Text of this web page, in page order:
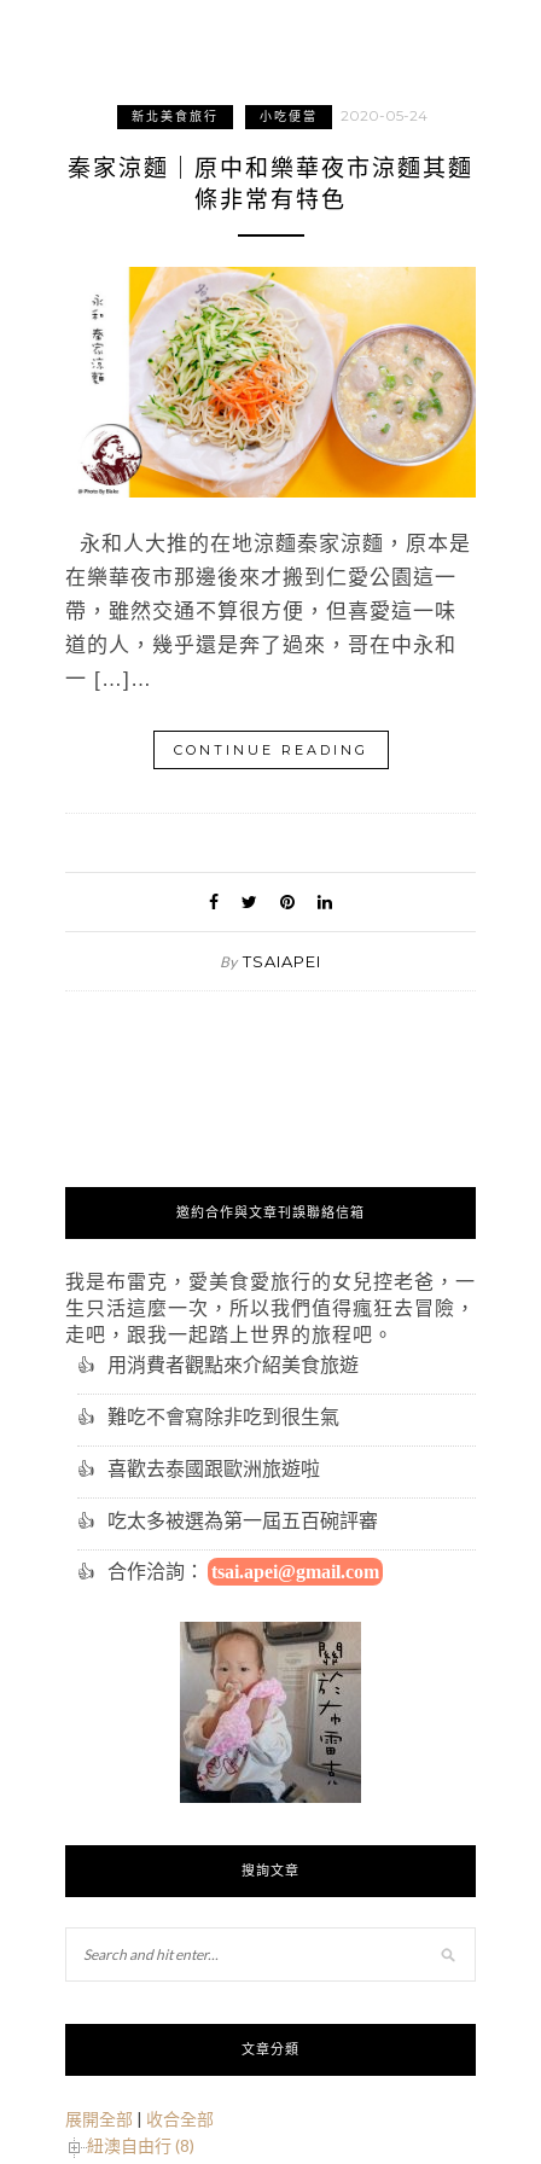
新北美食旅行 小吃便當 2020-05-24
秦家涼麵｜原中和樂華夜市涼麵其麵
條非常有特色
永和人大推的在地涼麵秦家涼麵，原本是
在樂華夜市那邊後來才搬到仁愛公園這一
帶，雖然交通不算很方便，但喜愛這一味
道的人，幾乎還是奔了過來，哥在中永和
一 […]…
CONTINUE READING
By TSAIAPEI
邀約合作與文章刊誤聯絡信箱
我是布雷克，愛美食愛旅行的女兒控老爸，一
生只活這麼一次，所以我們值得瘋狂去冒險，
走吧，跟我一起踏上世界的旅程吧。
用消費者觀點來介紹美食旅遊
難吃不會寫除非吃到很生氣
喜歡去泰國跟歐洲旅遊啦
吃太多被選為第一屆五百碗評審
合作洽詢： tsai.apei@gmail.com
搜詢文章
文章分類
展開全部 | 收合全部
紐澳自由行 (8)